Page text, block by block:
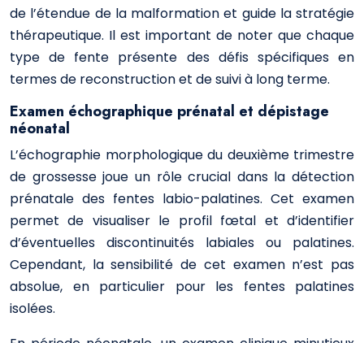
de l’étendue de la malformation et guide la stratégie
thérapeutique. Il est important de noter que chaque
type de fente présente des défis spécifiques en
termes de reconstruction et de suivi à long terme.
Examen échographique prénatal et dépistage
néonatal
L’échographie morphologique du deuxième trimestre
de grossesse joue un rôle crucial dans la détection
prénatale des fentes labio-palatines. Cet examen
permet de visualiser le profil fœtal et d’identifier
d’éventuelles discontinuités labiales ou palatines.
Cependant, la sensibilité de cet examen n’est pas
absolue, en particulier pour les fentes palatines
isolées.